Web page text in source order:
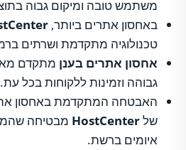
משתמש טובה ומיקום גבוה
באחסון אתרים ביותר,
טכנולוגיה מתקדמת ושרתים
אחסון אתרים בענן מתקדם
גבוהה וזמינות ללקוחות בכל עת.
האבטחה המתקדמת באחסון
שלHostCenter מבטיחה
איומים ברשת.